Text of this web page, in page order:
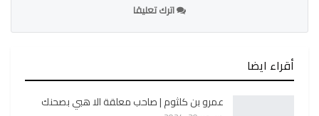
اترك تعليقا
أقراء ايضا
عمرو بن كلثوم | صاحب معلقة الا هبي بصحنك